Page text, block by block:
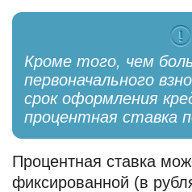
Кроме того, чем
первоначального
срок оформления
процентная ставка
Процентная ставка
фиксированной (в